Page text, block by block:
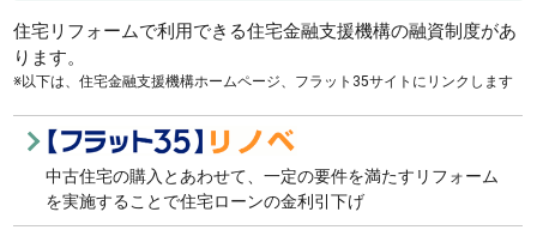
住宅リフォームで利用できる住宅金融支援機構の融資制度があ
ります。
※以下は、住宅金融支援機構ホームページ、フラット35サイトにリンクします
中古住宅の購入とあわせて、一定の要件を満たすリフォーム
を実施することで住宅ローンの金利引下げ